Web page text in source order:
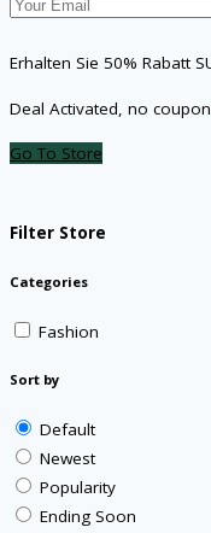
Erhalten Sie 50% Rabatt
Deal Activated, no
Go To Store
Filter Store
Categories
Fashion
Sort by
Default
Newest
Popularity
Ending Soon